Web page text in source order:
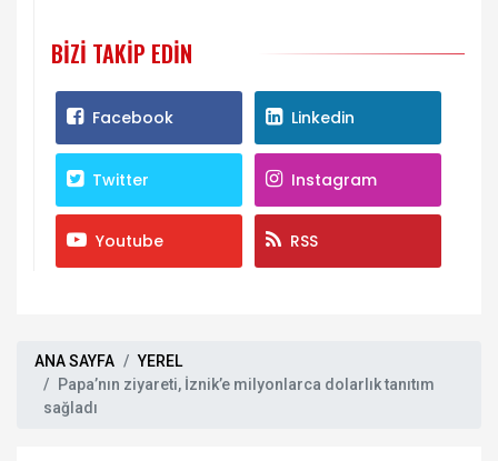
BIZI TAKIP EDIN
Facebook Linkedin
Twitter Instagram
Youtube RSS
ANA SAYFA
YEREL
Papa’nın ziyareti, İznik’e milyonlarca dolarlık tanıtım
sağladı